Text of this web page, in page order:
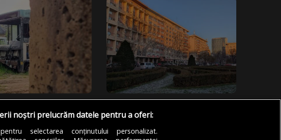
Pojoranu
„Fațadă”
FOTO: Cosmin Pojoranu
noștri prelucrăm datele pentru a oferi:
selectarea conținutului personalizat.